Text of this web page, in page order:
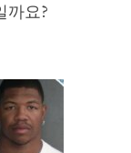
까요?